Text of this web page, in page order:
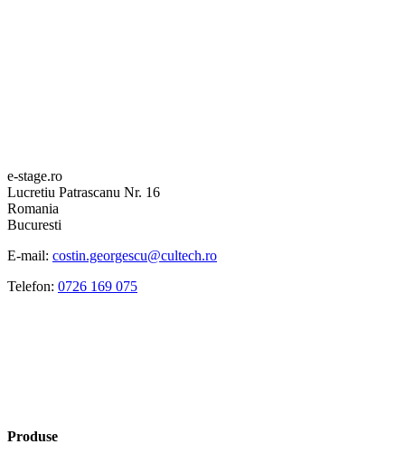
e-stage.ro
Lucretiu Patrascanu Nr. 16
Romania
Bucuresti
E-mail: costin.georgescu@cultech.ro
Telefon: 0726 169 075
Produse